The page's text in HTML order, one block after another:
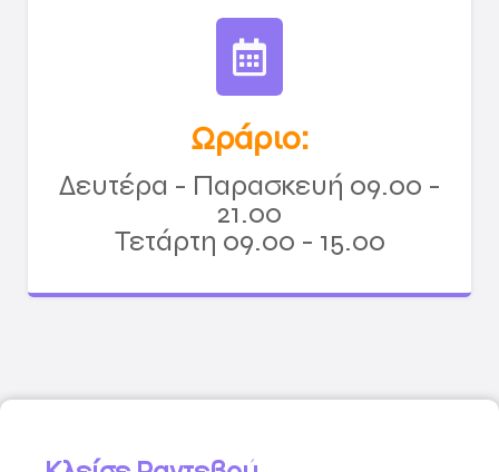
Ωράριο:
Δευτέρα - Παρασκευή 09.00 -
21.00
Τετάρτη 09.00 - 15.00